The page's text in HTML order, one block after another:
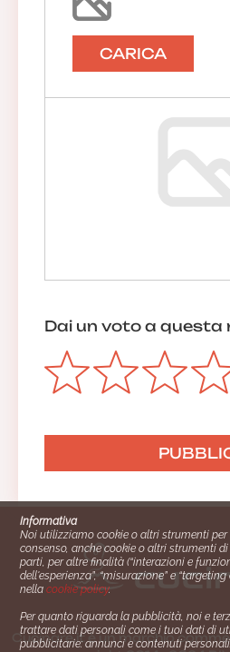
CARICA
Dai un voto a questa
Cucinare.it è un marchio
Informativa
Noi utilizziamo cookie o altri strumenti
consenso, anche cookie o altri strumenti
parti, per altre finalità (“interazioni e
dell'esperienza”, “misurazione” e
nellacookie policy.
Per quanto riguarda la pubblicità, noi e
trattare dati personali come i tuoi dati di
pubblicitarie: annunci e contenuti